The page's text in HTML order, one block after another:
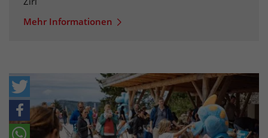
Mehr Informationen